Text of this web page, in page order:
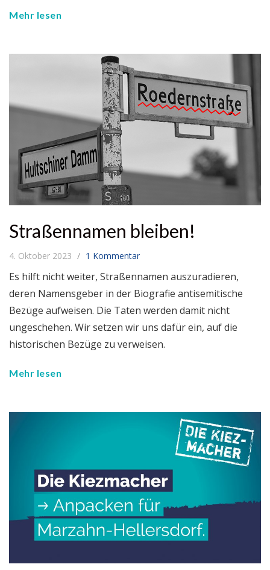
Mehr lesen
Straßennamen bleiben!
4. Oktober 2023 1 Kommentar
Es hilft nicht weiter, Straßennamen auszuradieren,
deren Namensgeber in der Biografie antisemitische
Bezüge aufweisen. Die Taten werden damit nicht
ungeschehen. Wir setzen wir uns dafür ein, auf die
historischen Bezüge zu verweisen.
Mehr lesen